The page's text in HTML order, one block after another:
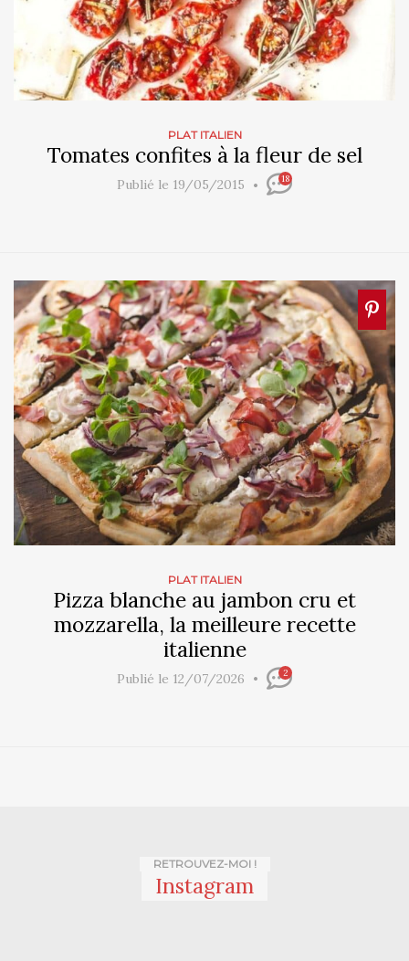
PLAT ITALIEN
Tomates confites à la fleur de sel
Publié le 19/05/2015 18
PLAT ITALIEN
Pizza blanche au jambon cru et
mozzarella, la meilleure recette
italienne
Publié le 12/07/2026 2
RETROUVEZ-MOI !
Instagram